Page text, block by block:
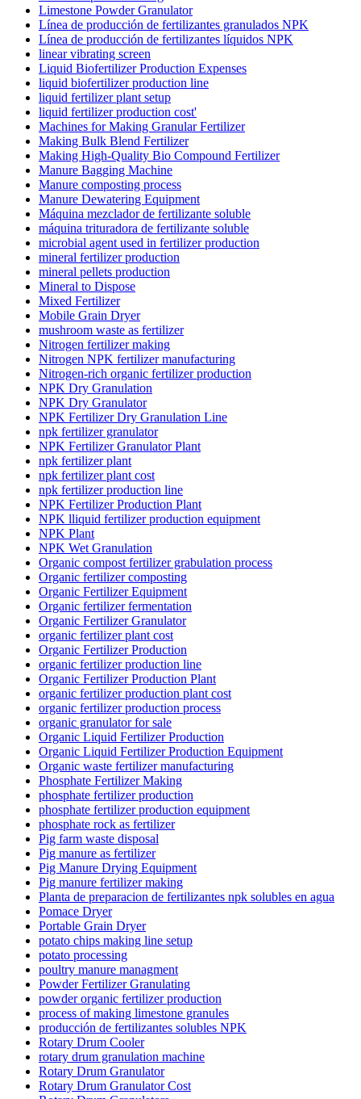
Limestone Powder Granulator
Línea de producción de fertilizantes granulados NPK
Línea de producción de fertilizantes líquidos NPK
linear vibrating screen
Liquid Biofertilizer Production Expenses
liquid biofertilizer production line
liquid fertilizer plant setup
liquid fertilizer production cost'
Machines for Making Granular Fertilizer
Making Bulk Blend Fertilizer
Making High-Quality Bio Compound Fertilizer
Manure Bagging Machine
Manure composting process
Manure Dewatering Equipment
Máquina mezclador de fertilizante soluble
máquina trituradora de fertilizante soluble
microbial agent used in fertilizer production
mineral fertilizer production
mineral pellets production
Mineral to Dispose
Mixed Fertilizer
Mobile Grain Dryer
mushroom waste as fertilizer
Nitrogen fertilizer making
Nitrogen NPK fertilizer manufacturing
Nitrogen-rich organic fertilizer production
NPK Dry Granulation
NPK Dry Granulator
NPK Fertilizer Dry Granulation Line
npk fertilizer granulator
NPK Fertilizer Granulator Plant
npk fertilizer plant
npk fertilizer plant cost
npk fertilizer production line
NPK Fertilizer Production Plant
NPK lliquid fertilizer production equipment
NPK Plant
NPK Wet Granulation
Organic compost fertilizer grabulation process
Organic fertilizer composting
Organic Fertilizer Equipment
Organic fertilizer fermentation
Organic Fertilizer Granulator
organic fertilizer plant cost
Organic Fertilizer Production
organic fertilizer production line
Organic Fertilizer Production Plant
organic fertilizer production plant cost
organic fertilizer production process
organic granulator for sale
Organic Liquid Fertilizer Production
Organic Liquid Fertilizer Production Equipment
Organic waste fertilizer manufacturing
Phosphate Fertilizer Making
phosphate fertilizer production
phosphate fertilizer production equipment
phosphate rock as fertilizer
Pig farm waste disposal
Pig manure as fertilizer
Pig Manure Drying Equipment
Pig manure fertilizer making
Planta de preparacion de fertilizantes npk solubles en agua
Pomace Dryer
Portable Grain Dryer
potato chips making line setup
potato processing
poultry manure managment
Powder Fertilizer Granulating
powder organic fertilizer production
process of making limestone granules
producción de fertilizantes solubles NPK
Rotary Drum Cooler
rotary drum granulation machine
Rotary Drum Granulator
Rotary Drum Granulator Cost